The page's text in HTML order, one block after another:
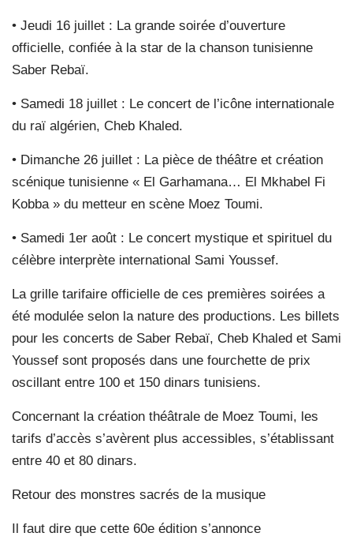
• Jeudi 16 juillet : La grande soirée d’ouverture
officielle, confiée à la star de la chanson tunisienne
Saber Rebaï.
• Samedi 18 juillet : Le concert de l’icône internationale
du raï algérien, Cheb Khaled.
• Dimanche 26 juillet : La pièce de théâtre et création
scénique tunisienne « El Garhamana… El Mkhabel Fi
Kobba » du metteur en scène Moez Toumi.
• Samedi 1er août : Le concert mystique et spirituel du
célèbre interprète international Sami Youssef.
La grille tarifaire officielle de ces premières soirées a
été modulée selon la nature des productions. Les billets
pour les concerts de Saber Rebaï, Cheb Khaled et Sami
Youssef sont proposés dans une fourchette de prix
oscillant entre 100 et 150 dinars tunisiens.
Concernant la création théâtrale de Moez Toumi, les
tarifs d’accès s’avèrent plus accessibles, s’établissant
entre 40 et 80 dinars.
Retour des monstres sacrés de la musique
Il faut dire que cette 60e édition s’annonce